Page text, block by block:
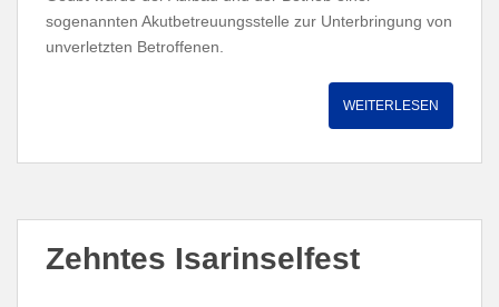
sogenannten Akutbetreuungsstelle zur Unterbringung von
unverletzten Betroffenen.
WEITERLESEN
Zehntes Isarinselfest